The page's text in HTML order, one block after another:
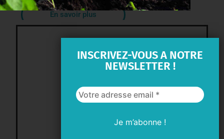
En savoir plus
INSCRIVEZ-VOUS A NOTRE
NEWSLETTER !